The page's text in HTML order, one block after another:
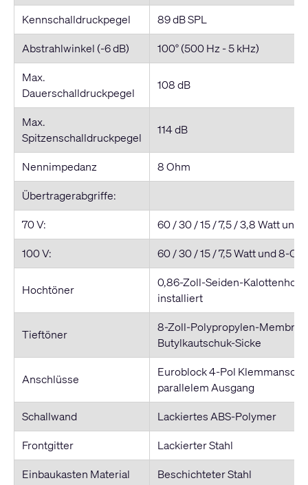
Kennschalldruckpegel
89 dB SPL
Abstrahlwinkel (-6 dB)
100° (500 Hz - 5 kHz)
Max.
Dauerschalldruckpegel
108 dB
Max.
Spitzenschalldruckpegel
114 dB
Nennimpedanz
8 Ohm
Übertragerabgriffe:
70 V:
60 / 30 / 15 / 7,5 / 3,8 Watt und
100 V:
60 / 30 / 15 / 7,5 Watt und 8-
Hochtöner
0,86-Zoll-Seiden-
installiert
Tieftöner
8-Zoll-Polypropylen-
Butylkautschuk-Sicke
Anschlüsse
Euroblock 4-Pol
parallelem Ausgang
Schallwand
Lackiertes ABS-Polymer
Frontgitter
Lackierter Stahl
Einbaukasten Material
Beschichteter Stahl